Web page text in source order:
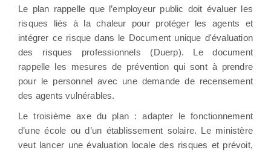
Le plan rappelle que l’employeur public doit évaluer les
risques liés à la chaleur pour protéger les agents et
intégrer ce risque dans le Document unique d'évaluation
des risques professionnels (Duerp). Le document
rappelle les mesures de prévention qui sont à prendre
pour le personnel avec une demande de recensement
des agents vulnérables.
Le troisième axe du plan : adapter le fonctionnement
d’une école ou d’un établissement solaire. Le ministère
veut lancer une évaluation locale des risques et prévoit,